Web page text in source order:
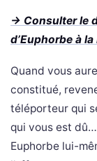
-> Consulter le
d’Euphorbe à
Quand vous
constitué,
téléporteur qui
qui vous est dû…
Euphorbe lui-